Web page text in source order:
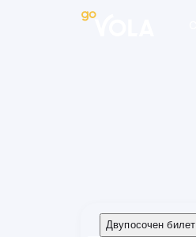
навигацията
Тип полет
Двупосочен билет